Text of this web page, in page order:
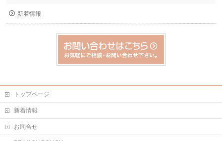
新着情報
トップページ
新着情報
お問合せ